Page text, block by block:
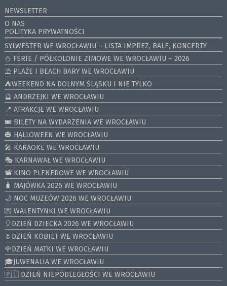
NEWSLETTER
O NAS
POLITYKA PRYWATNOŚCI
SYLWESTER WE WROCŁAWIU – LISTA IMPREZ, BALE, KONCERTY
⛄️ FERIE / PÓŁKOLONIE ZIMOWE WE WROCŁAWIU – 2026
⛱️ PLAŻE I BEACH BARY WE WROCŁAWIU
⛺️WEEKEND NA DOLNYM ŚLĄSKU I NIE TYLKO
🔮 ANDRZEJKI WE WROCŁAWIU
📍 ATRAKCJE WE WROCŁAWIU
🎟️ BILETY NA WYDARZENIA WE WROCŁAWIU
🎃 HALLOWEEN WE WROCŁAWIU
🎤 KARAOKE WE WROCŁAWIU
🎭 KARNAWAŁ WE WROCŁAWIU
📽️ KINO PLENEROWE WE WROCŁAWIU
🧳 MAJÓWKA 2026 WE WROCŁAWIU
🌙 NOC MUZEÓW 2026 WE WROCŁAWIU
💌 WALENTYNKI WE WROCŁAWIU
🎈DZIEŃ DZIECKA 2026 WE WROCŁAWIU
🌷DZIEŃ KOBIET WE WROCŁAWIU
🌹DZIEŃ MATKI WE WROCŁAWIU
🎓JUWENALIA WE WROCŁAWIU
🇵🇱 DZIEŃ NIEPODLEGŁOŚCI WE WROCŁAWIU